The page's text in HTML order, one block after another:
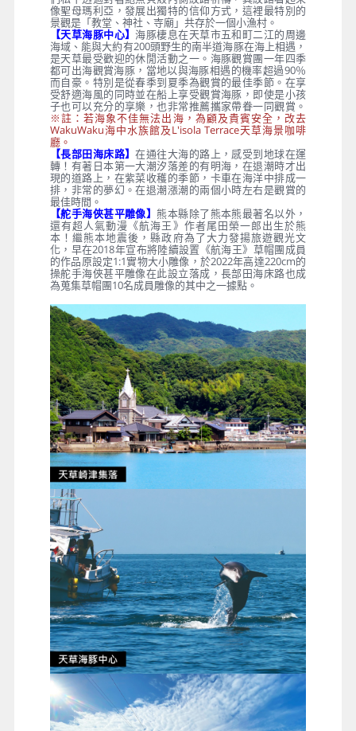
像聖母瑪利亞，發展出獨特的信仰方式，這裡最特別的
景觀是「教堂、神社、寺廟」共存於一個小漁村。
【天草海豚中心】 海豚棲息在天草市五和町二江的周邊
海域、能與大約有200頭野生的南半道海豚在海上相遇，
是天草最受歡迎的休閒活動之一。海豚觀賞團一年四季
都可出海觀賞海豚，當地以與海豚相遇的機率超過90％
而自豪。特別是從春季到夏季為觀賞的最佳季節。在享
受舒適海風的同時並在船上享受觀賞海豚，即使是小孩
子也可以充分的享樂，也非常推薦攜家帶眷一同觀賞。
※註：若海象不佳無法出海，為顧及貴賓安全，改去
WakuWaku海中水族館及L'isola Terrace天草海景咖啡
廳。
【長部田海床路】在通往大海的路上，感受到地球在運
轉！有著日本第一大潮汐落差的有明海，在退潮時才出
現的道路上，在紫菜收穫的季節，卡車在海洋中排成一
排，非常的夢幻。在退潮漲潮的兩個小時左右是觀賞的
最佳時間。
【舵手海俠甚平雕像】 熊本縣除了熊本熊最著名以外，
還有超人氣動漫《航海王》作者尾田榮一郎出生於熊
本！繼熊本地震後，縣政府為了大力發揚旅遊觀光文
化，早在2018年宣布將陸續設置《航海王》草帽團成員
的作品原設定1:1實物大小雕像，於2022年高達220cm的
操舵手海俠甚平雕像在此設立落成，長部田海床路也成
為蒐集草帽團10名成員雕像的其中之一據點。